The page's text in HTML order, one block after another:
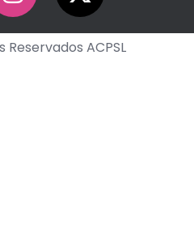
Reservados ACPSL